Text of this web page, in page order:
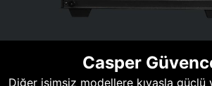
Casper
Diğer isimsiz modellere kıyasla güçlü